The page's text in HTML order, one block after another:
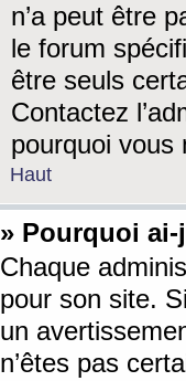
n’a peut être
le forum
être seuls
Contactez
pourquoi vous
Haut
» Pourquoi
Chaque
pour son site.
un
n’êtes pas